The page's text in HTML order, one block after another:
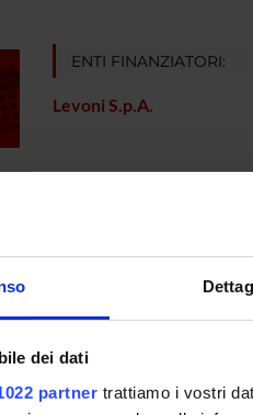
dei dati
partner trattiamo i vostri
ENTI FINANZIATORI:
Levoni S.p.A.
Paolo Bernardi